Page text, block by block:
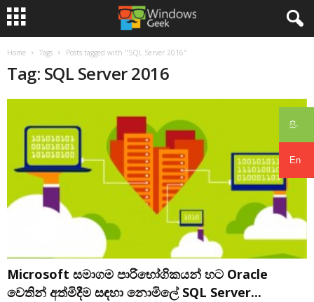
සිං
En
Home Tags Posts tagged with "SQL Server 2016"
Tag: SQL Server 2016
Microsoft සමාගම පාරිභෝගිකයන් හට Oracle
වෙතින් අත්මිදීම සඳහා නොමිලේ SQL Server...